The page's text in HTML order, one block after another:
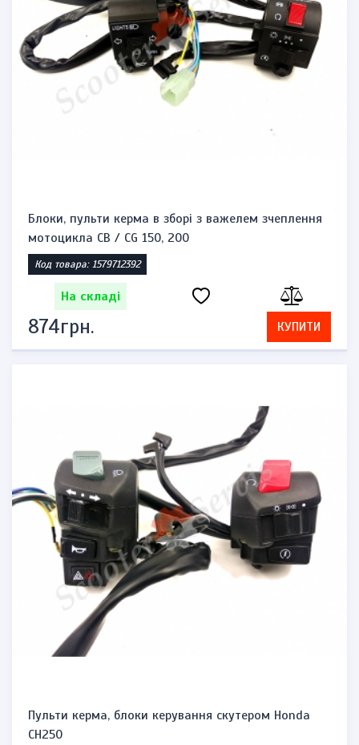
Блоки, пульти керма в зборі з важелем зчеплення
мотоцикла CB / CG 150, 200
Код товара: 1579712392
На складі
874грн. КУПИТИ
Пульти керма, блоки керування скутером Honda
CH250